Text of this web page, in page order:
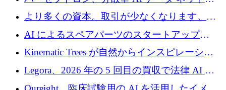
ークの構築に 650 万ドルを調達
より多くの資本。取引が少なくなります。
2026 年上半期がヨーロッパのテクノロジーに
ついて語ること
AI によるスペアパーツのスタートアップ
Intropy が 1,100 万ドルを調達
Kinematic Trees が自然からインスピレーショ
ンを得たロボット ソフトウェアを拡張するた
めに 58 万 5,000 ポンドを調達
Legora、2026 年の 5 回目の買収で法律 AI ス
タートアップ Wexler を買収